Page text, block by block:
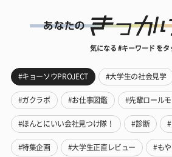
気になる #キーワード をタ
#キョーソウPROJECT #大学生の社会見学
#ガクラボ #お仕事図鑑 #先輩ロール
#ほんとにいい会社見つけ隊！ #診断
#特集企画 #大学生正直レビュー #も